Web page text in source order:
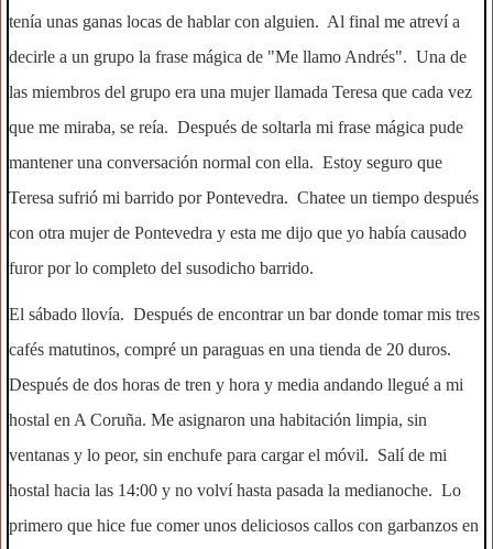
tenía unas ganas locas de hablar con alguien. Al final me atreví a
decirle a un grupo la frase mágica de "Me llamo Andrés". Una de
las miembros del grupo era una mujer llamada Teresa que cada vez
que me miraba, se reía. Después de soltarla mi frase mágica pude
mantener una conversación normal con ella. Estoy seguro que
Teresa sufrió mi barrido por Pontevedra. Chatee un tiempo después
con otra mujer de Pontevedra y esta me dijo que yo había causado
furor por lo completo del susodicho barrido.
El sábado llovía. Después de encontrar un bar donde tomar mis tres
cafés matutinos, compré un paraguas en una tienda de 20 duros.
Después de dos horas de tren y hora y media andando llegué a mi
hostal en A Coruña. Me asignaron una habitación limpia, sin
ventanas y lo peor, sin enchufe para cargar el móvil. Salí de mi
hostal hacia las 14:00 y no volví hasta pasada la medianoche. Lo
primero que hice fue comer unos deliciosos callos con garbanzos en